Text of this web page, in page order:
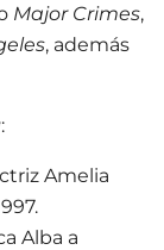
Major Crimes,
, además
Amelia
Alba a